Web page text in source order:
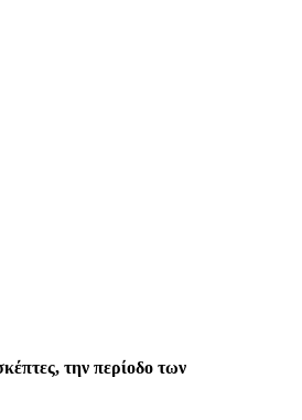
την περίοδο των